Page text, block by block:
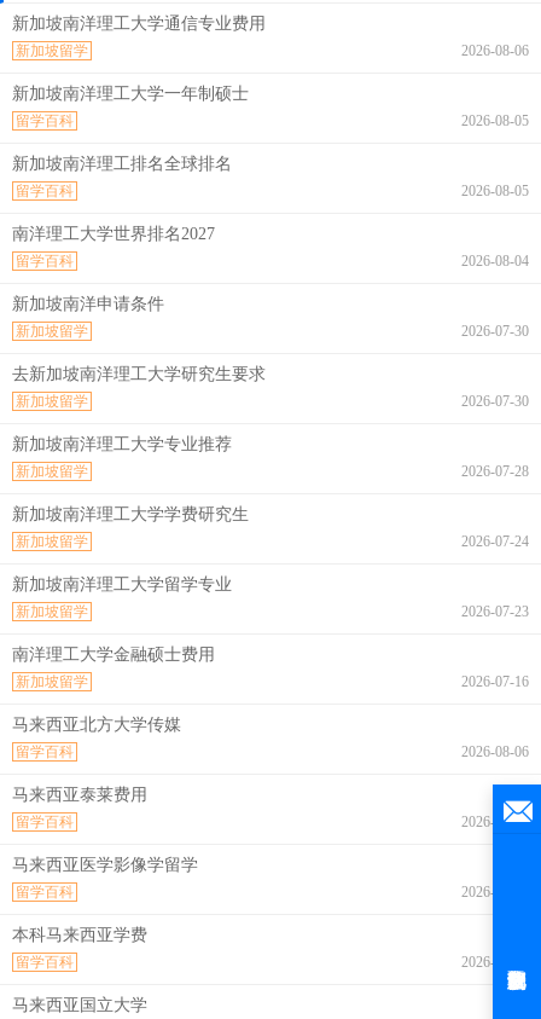
新加坡南洋理工大学通信专业费用
2026-08-06
新加坡留学
新加坡南洋理工大学一年制硕士
2026-08-05
留学百科
新加坡南洋理工排名全球排名
2026-08-05
留学百科
南洋理工大学世界排名2027
2026-08-04
留学百科
新加坡南洋申请条件
2026-07-30
新加坡留学
去新加坡南洋理工大学研究生要求
2026-07-30
新加坡留学
新加坡南洋理工大学专业推荐
2026-07-28
新加坡留学
新加坡南洋理工大学学费研究生
2026-07-24
新加坡留学
新加坡南洋理工大学留学专业
2026-07-23
新加坡留学
南洋理工大学金融硕士费用
2026-07-16
新加坡留学
马来西亚北方大学传媒
2026-08-06
留学百科
马来西亚泰莱费用
2026-08-06
留学百科
马来西亚医学影像学留学
2026-08-06
留学百科
本科马来西亚学费
2026-08-06
留学百科
马来西亚国立大学